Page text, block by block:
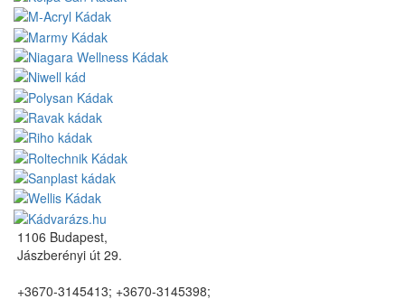
1106 Budapest,
Jászberényi út 29.
+3670-3145413; +3670-3145398;